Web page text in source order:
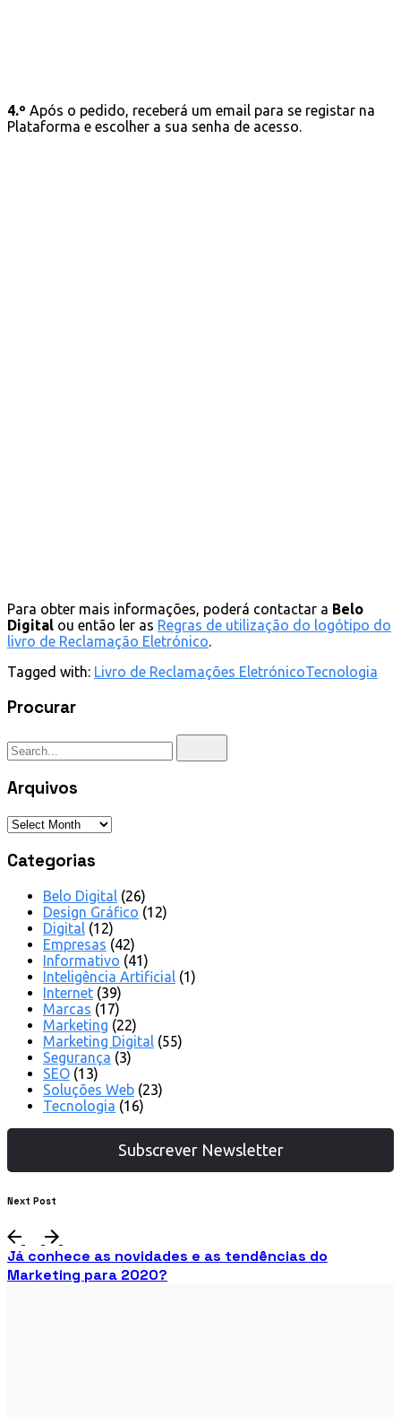
4.º Após o pedido, receberá um email para se registar na
Plataforma e escolher a sua senha de acesso.
Para obter mais informações, poderá contactar a Belo
Digital ou então ler as Regras de utilização do logótipo do
livro de Reclamação Eletrónico.
Tagged with: Livro de Reclamações EletrónicoTecnologia
Procurar
Arquivos
Categorias
Belo Digital (26)
Design Gráfico (12)
Digital (12)
Empresas (42)
Informativo (41)
Inteligência Artificial (1)
Internet (39)
Marcas (17)
Marketing (22)
Marketing Digital (55)
Segurança (3)
SEO (13)
Soluções Web (23)
Tecnologia (16)
Subscrever Newsletter
Next Post
Já conhece as novidades e as tendências do
Marketing para 2020?